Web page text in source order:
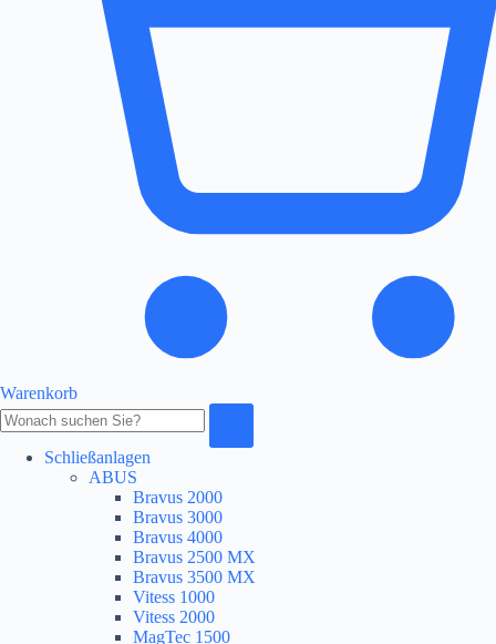
Warenkorb
Produkte
durchsuchen
Schließanlagen
ABUS
Bravus 2000
Bravus 3000
Bravus 4000
Bravus 2500 MX
Bravus 3500 MX
Vitess 1000
Vitess 2000
MagTec 1500